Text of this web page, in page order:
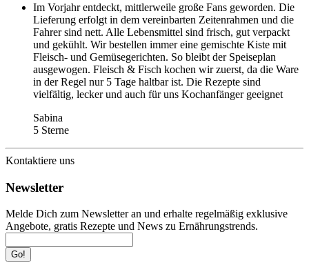
Im Vorjahr entdeckt, mittlerweile große Fans geworden. Die
Lieferung erfolgt in dem vereinbarten Zeitenrahmen und die
Fahrer sind nett. Alle Lebensmittel sind frisch, gut verpackt
und gekühlt. Wir bestellen immer eine gemischte Kiste mit
Fleisch- und Gemüsegerichten. So bleibt der Speiseplan
ausgewogen. Fleisch & Fisch kochen wir zuerst, da die Ware
in der Regel nur 5 Tage haltbar ist. Die Rezepte sind
vielfältig, lecker und auch für uns Kochanfänger geeignet
Sabina
5 Sterne
Kontaktiere uns
Newsletter
Melde Dich zum Newsletter an und erhalte regelmäßig exklusive
Angebote, gratis Rezepte und News zu Ernährungstrends.
Go!